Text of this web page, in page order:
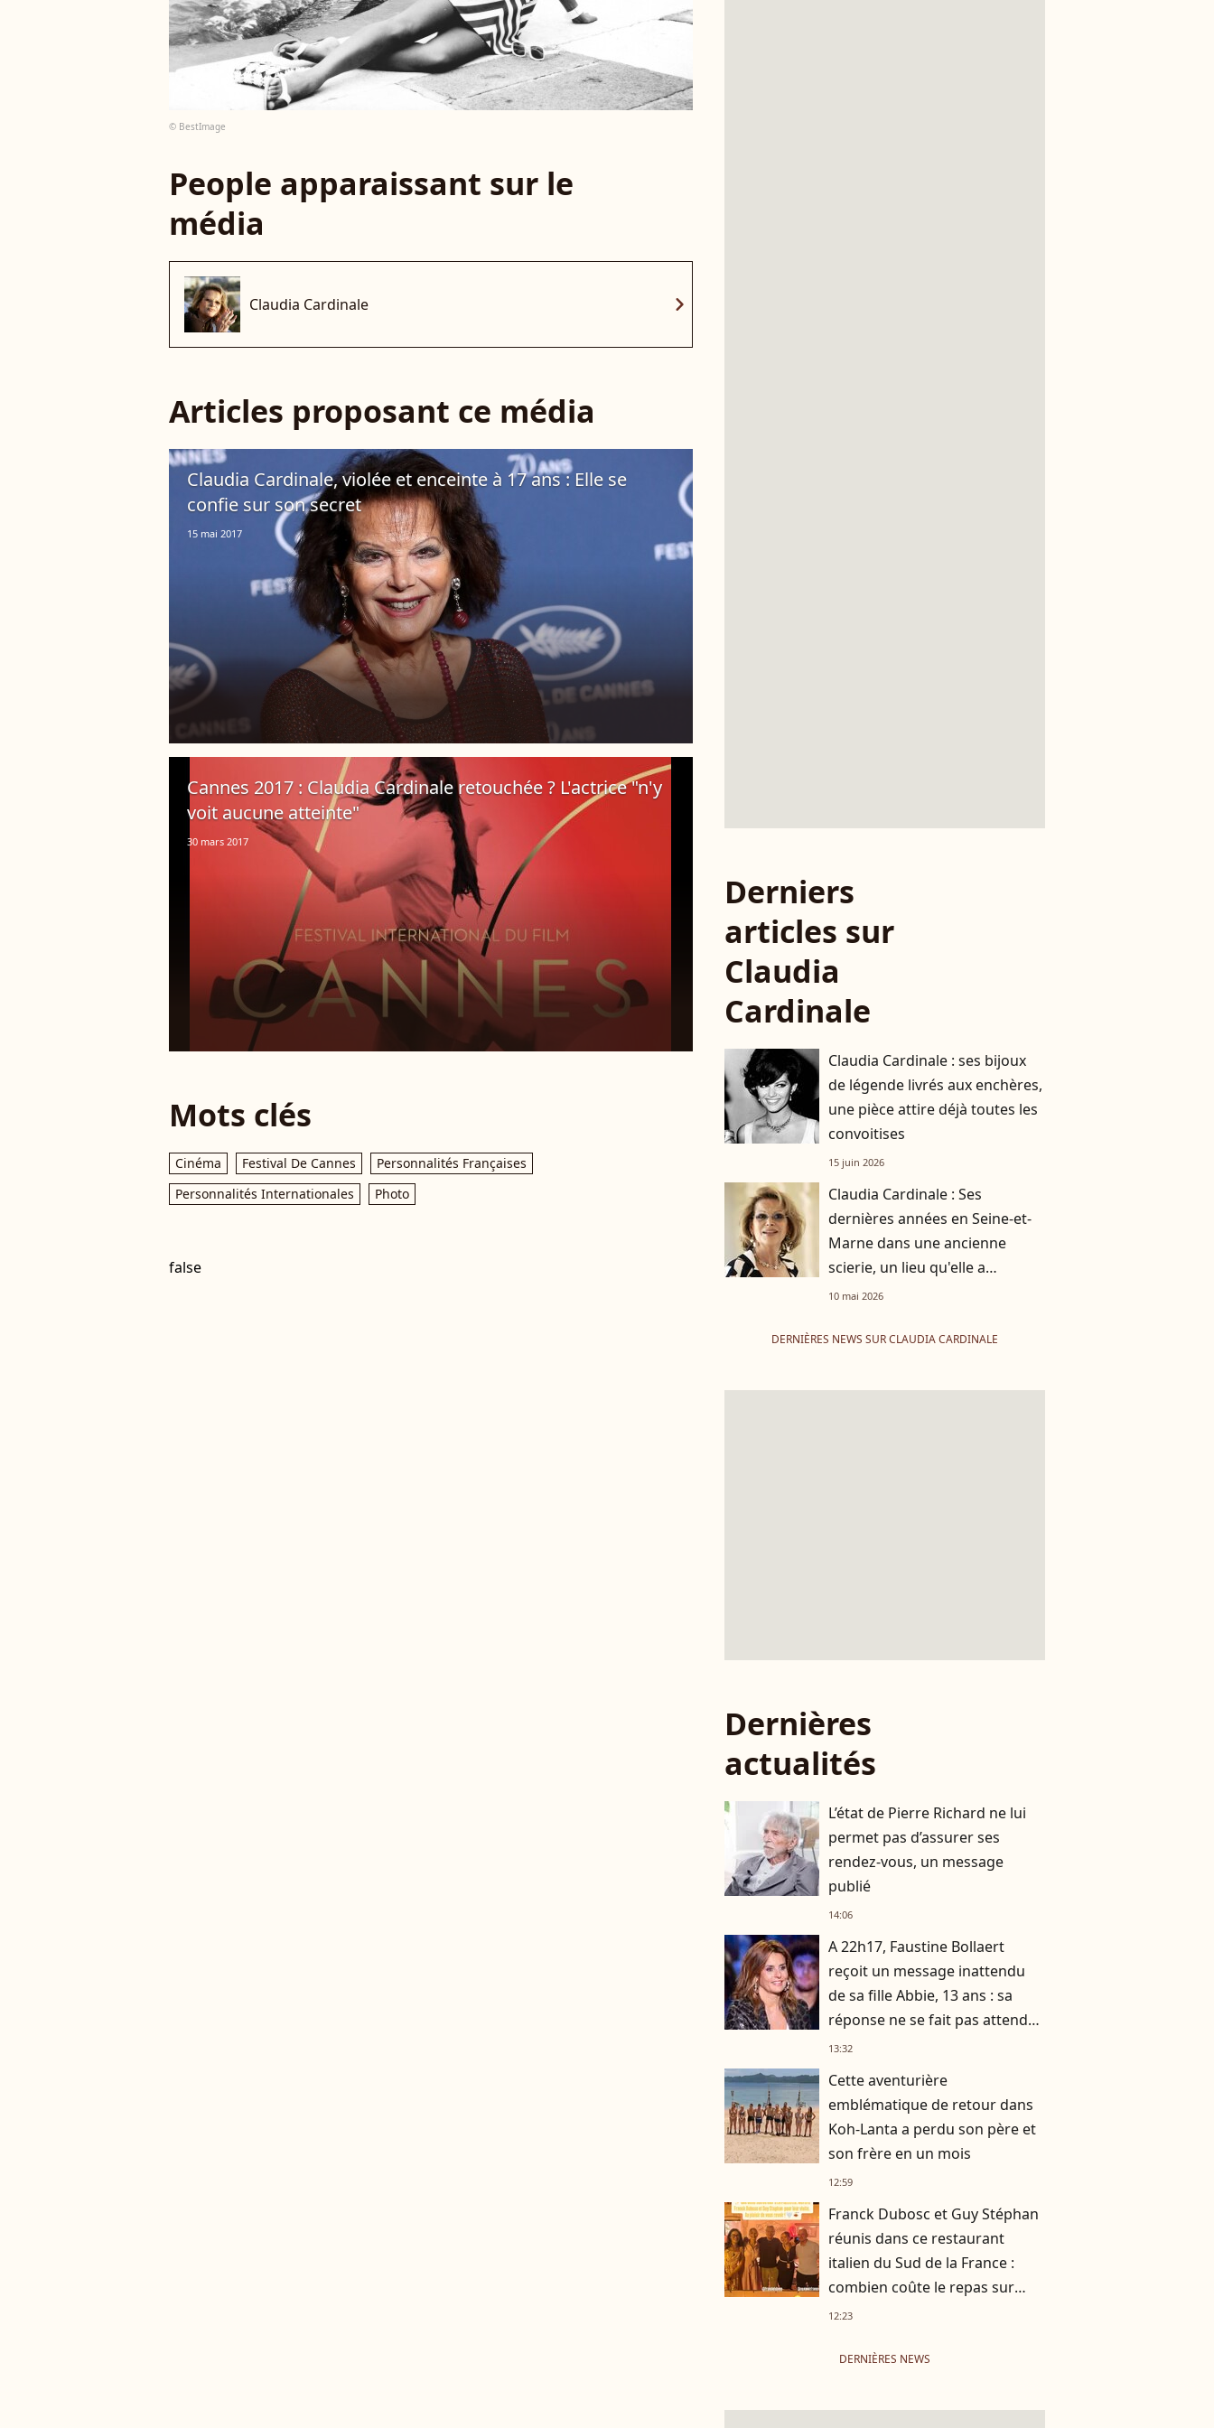
© BestImage
People apparaissant sur le
média
Claudia Cardinale chevron_right
Articles proposant ce média
Claudia Cardinale, violée et enceinte à 17 ans : Elle se
confie sur son secret
15 mai 2017
Cannes 2017 : Claudia Cardinale retouchée ? L'actrice "n'y
voit aucune atteinte"
30 mars 2017
Mots clés
Cinéma Festival De Cannes
Personnalités Françaises
Personnalités Internationales
Photo
false
Derniers
articles sur
Claudia
Cardinale
Claudia Cardinale : ses bijoux
de légende livrés aux enchères,
une pièce attire déjà toutes les
convoitises
15 juin 2026
Claudia Cardinale : Ses
dernières années en Seine-et-
Marne dans une ancienne
scierie, un lieu qu'elle a
transformé
10 mai 2026
DERNIÈRES NEWS SUR CLAUDIA CARDINALE
Dernières
actualités
L’état de Pierre Richard ne lui
permet pas d’assurer ses
rendez-vous, un message
publié
14:06
A 22h17, Faustine Bollaert
reçoit un message inattendu
de sa fille Abbie, 13 ans : sa
réponse ne se fait pas attendre
!13:32
Cette aventurière
emblématique de retour dans
Koh-Lanta a perdu son père et
son frère en un mois
12:59
Franck Dubosc et Guy Stéphan
réunis dans ce restaurant
italien du Sud de la France :
combien coûte le repas sur
place ?
12:23
DERNIÈRES NEWS